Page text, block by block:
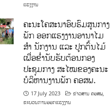
ແຮງງານ
ຄະນະໂຄສະນາອົບຮົມສູນກາງ
ພັກ ອອກແຮງງານອານາໄມ
ສໍາ ນັກງານ ແລະ ປູກຕົ້ນໄມ້
ເພື່ອຂໍ່ານັບຮັບຕ້ອນກອງ
ປະຊຸມກາງ ສະໄໝຂອງຄະນະ
ບໍລິຫານງານພັກ ຄອສພ.
17 July 2023 ຂ່າວສານ ຄອສພ,
ຂະບວນການອອກແຮງງານ